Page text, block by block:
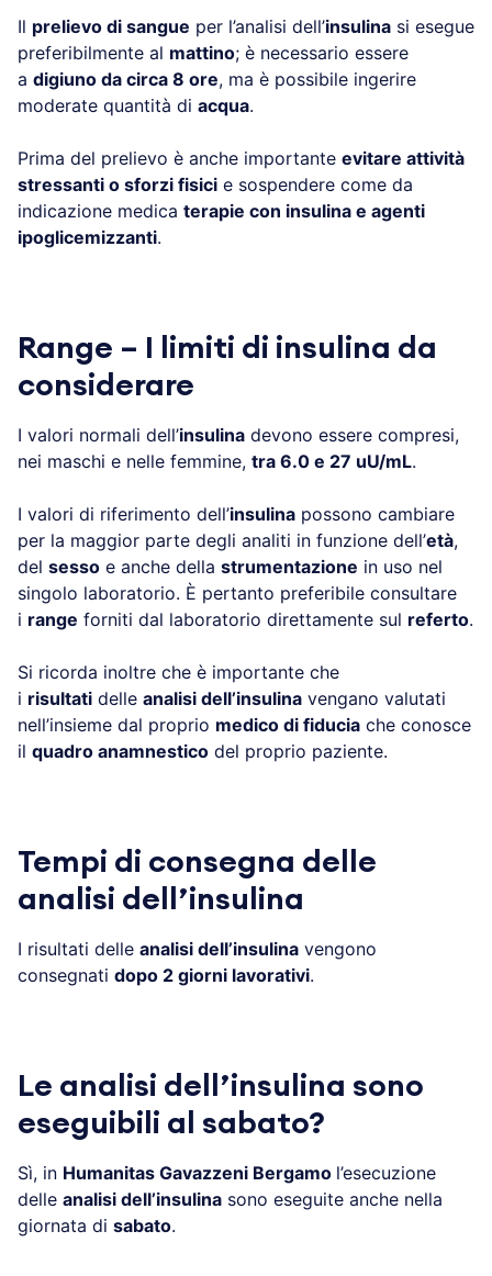
Il prelievo di sangue per l’analisi dell’insulina si esegue
preferibilmente al mattino; è necessario essere
a digiuno da circa 8 ore, ma è possibile ingerire
moderate quantità di acqua.
Prima del prelievo è anche importante evitare attività
stressanti o sforzi fisici e sospendere come da
indicazione medica terapie con insulina e agenti
ipoglicemizzanti.
Range – I limiti di insulina da
considerare
I valori normali dell’insulina devono essere compresi,
nei maschi e nelle femmine, tra 6.0 e 27 uU/mL.
I valori di riferimento dell’insulina possono cambiare
per la maggior parte degli analiti in funzione dell’età,
del sesso e anche della strumentazione in uso nel
singolo laboratorio. È pertanto preferibile consultare
i range forniti dal laboratorio direttamente sul referto.
Si ricorda inoltre che è importante che
i risultati delle analisi dell’insulina vengano valutati
nell’insieme dal proprio medico di fiducia che conosce
il quadro anamnestico del proprio paziente.
Tempi di consegna delle
analisi dell’insulina
I risultati delle analisi dell’insulina vengono
consegnati dopo 2 giorni lavorativi.
Le analisi dell’insulina sono
eseguibili al sabato?
Sì, in Humanitas Gavazzeni Bergamo l’esecuzione
delle analisi dell’insulina sono eseguite anche nella
giornata di sabato.